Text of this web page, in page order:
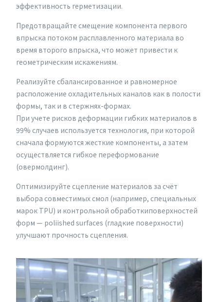
эффективность герметизации.
Предотвращайте смещение компонента первого
впрыска потоком расплавленного материала во
время второго впрыска, что может привести к
геометрическим искажениям.
Реализуйте сбалансированное и равномерное
расположение охладительных каналов как в полости
формы, так и в стержнях-формах.
При учете рисков деформации гибких материалов в
99% случаев используется технология, при которой
сначала формуются жесткие компоненты, а затем
осуществляется гибкое переформование
(овермолдинг).
Оптимизируйте сцепление материалов за счёт
выбора совместимых смол (например, специальных
марок TPU) и контрольной обработкиповерхностей
форм — poliished surfaces (гладкие поверхности)
улучшают прочность сцепления.